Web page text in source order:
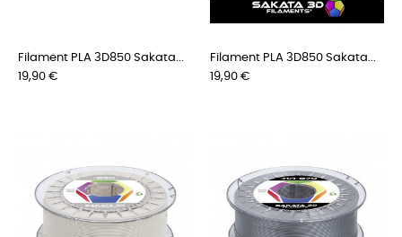
Filament PLA 3D850 Sakata...
Preis
19,90 €
Filament PLA 3D850 Sakata...
Preis
19,90 €